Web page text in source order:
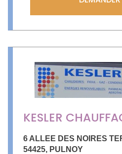
KESLER
6 ALLEE DES NOIRES
54425, PULNOY